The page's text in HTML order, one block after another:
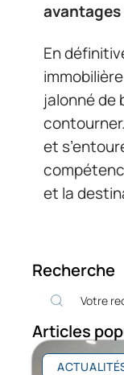
avantages
En
jalonné de
et
et la
Recherche
Articles